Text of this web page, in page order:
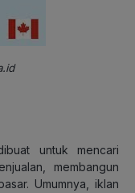
untuk mencari
membangun
Umumnya, iklan